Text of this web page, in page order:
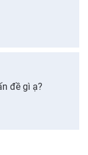
đề gì ạ?